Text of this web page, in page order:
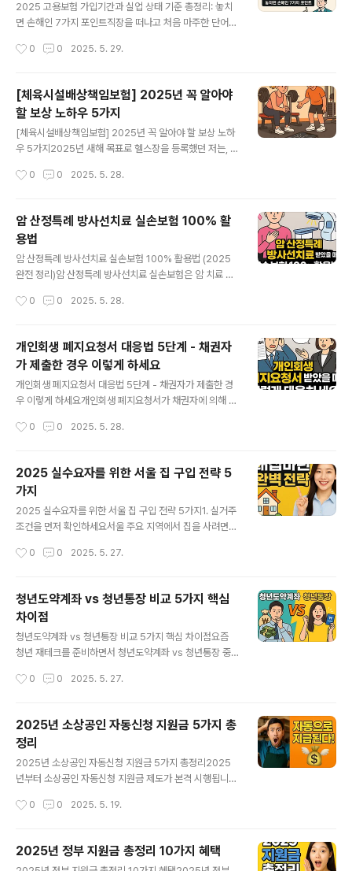
2025 고용보험 가입기간과 실업 상태 기준 총정리: 놓치
면 손해인 7가지 포인트직장을 떠나고 처음 마주한 단어가
꼭 도움이 되길 바라며 고용보험 가입기간과 실업 상태 기
부터 정확히!2025년 현재, 고용보험 가입기간은 상용직과
일용직 모두 포함해 누적 계산됩니다. 상용직은 월 단위로
자동 계산되고, 일용직은 한 달에 8일 이상 일한 경우 1개
월로 환산됩니다.📌 가입기간 계산 방법 요약고용형태인정
조건주의사항상용직월 단위 자동 인정정규직, 계약직 포함
실업 상태 기준은 생각보다 까다롭다?실업 상태 기준은 단
0 0 2025. 5. 29.
[체육시설배상책임보험] 2025년 꼭 알아야
할 보상 노하우 5가지
[체육시설배상책임보험] 2025년 꼭 알아야 할 보상 노하
우 5가지2025년 새해 목표로 헬스장을 등록했던 저는, 설
날, 강사님의 실수로 제 아이폰이 바닥에 내동댕이쳐지고
져버린 느낌이었어요.하지만 감사하게도, 체육시설배상책
임보험이라는 제도를 알게 되면서 이 일은 완전히 반전되
었답니다. 이 글에서는 제가 보상을 받은 실제 경험을 토대
로, 꼭 알아야 할 보상 노하우 5가지를 나눠드릴게요. 1. 체
육시설배상책임보험이란?체육시설에서 이용자에게 발생
년 현재 대부분의 헬스장이 가입 중입니다. 특히 스마트폰,
0 0 2025. 5. 28.
암 산정특례 방사선치료 실손보험 100% 활
용법
암 산정특례 방사선치료 실손보험 100% 활용법 (2025
완전 정리)암 산정특례 방사선치료 실손보험은 암 치료 중
단을 받고 방사선 치료를 하며 이 제도의 중요성을 절실히
접 경험한 후, 지금은 다른 분들께 꼭 알려드리고 싶어 이렇
게 정리하게 되었어요.암 산정특례 방사선치료 실손보험이
란?암 진단을 받으면 산정특례 등록을 통해 건강보험 혜택
을 확대받을 수 있습니다. 특히 방사선치료 같은 고가 치료
에서, 본인부담금이 5%로 줄어들어 큰 도움이 됩니다. 하
비급여로 처리되어 실손보험 청구가 필요합니다.실손보험,
0 0 2025. 5. 28.
개인회생 폐지요청서 대응법 5단계 - 채권자
가 제출한 경우 이렇게 하세요
개인회생 폐지요청서 대응법 5단계 - 채권자가 제출한 경
우 이렇게 하세요개인회생 폐지요청서가 채권자에 의해 제
역시 6회차 변제금을 미납하고 나서야 사건조회에서 폐지
요청서란?개인회생 중 3회 이상 변제금을 연체하면, 채권
자는 법원에 '폐지요청서'를 제출할 수 있습니다. 이는 더
이상 변제를 할 의사가 없거나 능력이 없다고 판단되어 회
생 절차를 중단해달라는 요청이죠.2. 폐지요청서를 받지
못해도 사건조회로 확인 가능저는 집으로 어떤 통보도 받
‘폐지요청서 제출’이 떠 있었습니다. 우편이 반송됐거나, 주
0 0 2025. 5. 28.
2025 실수요자를 위한 서울 집 구입 전략 5
가지
2025 실수요자를 위한 서울 집 구입 전략 5가지1. 실거주
조건을 먼저 확인하세요서울 주요 지역에서 집을 사려면
매수 가능하죠. 저도 처음엔 막막했지만, 아이 학교 근처에
의 일상을 기준으로 지역을 고르세요출퇴근, 아이의 학교,
병원, 마트. 이 평범한 루틴이 우리 가족의 행복을 좌우해
요. 우리는 결국 송파 쪽을 선택했습니다. 한강공원 근처 아
침 산책은 보너스!3. 대출 계획은 보수적으로!요즘 금리, 진
짜 장난 아니죠. '될 수 있으면 빚은 적게!'가 모토였고, 정부
초 보금자리론 등 잘 활용하면 부담이 줄어요. 4. 급매를 노
0 0 2025. 5. 27.
청년도약계좌 vs 청년통장 비교 5가지 핵심
차이점
청년도약계좌 vs 청년통장 비교 5가지 핵심 차이점요즘
청년 재테크를 준비하면서 청년도약계좌 vs 청년통장 중
음에는 이름도 비슷하고 설명도 복잡해서 한참을 헤맸던
을 먼저 알아봤고, 친구는 청년도약계좌로 목돈을 만들기
시작했더라고요. 그래서 직접 신청해보면서 비교해 본 내
용을 정리해보았어요.청년도약계좌 vs 청년통장 핵심 비
교표항목청년도약계좌희망두배 청년통장운영 주체정부
(전국)서울시지원 대상만 19~34세, 연소득 7500만원 이
월 저축액최대 70만원10만원 / 15만원 선택지원 방식소
0 0 2025. 5. 27.
2025년 소상공인 자동신청 지원금 5가지 총
정리
2025년 소상공인 자동신청 지원금 5가지 총정리2025
년부터 소상공인 자동신청 지원금 제도가 본격 시행됩니
만, 이젠 다릅니다. 저도 1인 자영업자로서 바쁜 일상 속에
동신청 시스템 도입 소식은 정말 반가웠고, 오늘 그 경험을
바탕으로 꼭 알아야 할 정보를 정리해보았습니다.자동신청
0 0 2025. 5. 19.
2025년 정부 지원금 총정리 10가지 혜택